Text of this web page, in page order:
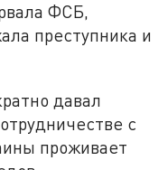
ФСБ,
преступника и
давал
с
проживает